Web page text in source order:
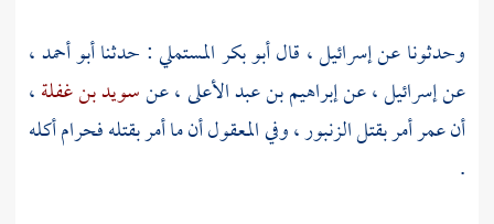
وحدثونا عنإسرائيل، قالأبو بكر المستملي: حدثناأبو أحمد،
عنإسرائيل، عنإبراهيم بن عبد الأعلى، عنسويد بن غفلة،
أنعمرأمر بقتل الزنبور ، وفي المعقول أن ما أمر بقتله فحرام أكله
.